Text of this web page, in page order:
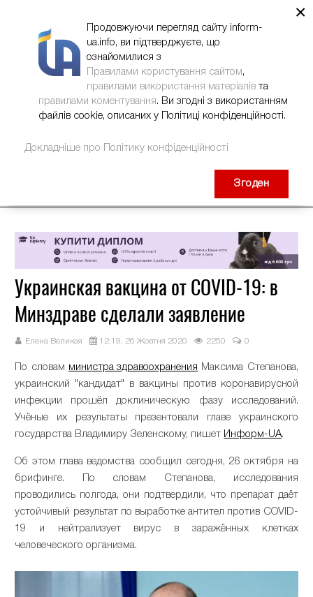
Украинская вакцина от COVID-19: в
Минздраве сделали заявление
Елена Великая 12:19, 26 Жовтня 2020 2250 0
По словам министра здравоохранения Максима Степанова,
украинский "кандидат" в вакцины против коронавирусной
инфекции прошёл доклиническую фазу исследований.
Учёные их результаты презентовали главе украинского
государства Владимиру Зеленскому, пишет Информ-UA.
Об этом глава ведомства сообщил сегодня, 26 октября на
брифинге. По словам Степанова, исследования
проводились полгода, они подтвердили, что препарат даёт
устойчивый результат по выработке антител против COVID-
19 и нейтрализует вирус в заражённых клетках
человеческого организма.
×
Продовжуючи перегляд сайту inform-
ua.info, ви підтверджуєте, що
ознайомилися з
Правилами користування сайтом,
правилами використання матеріалів та
правилами коментування. Ви згодні з використанням
файлів cookie, описаних у Політиці конфіденційності.
Докладніше про Політику конфіденційності
Згоден